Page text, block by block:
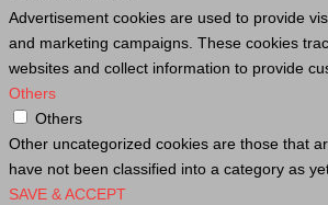
Advertisement cookies are used to provide
and marketing campaigns. These cookies
websites and collect information to provide
Others
Others
Other uncategorized cookies are those that
have not been classified into a category as
SAVE & ACCEPT